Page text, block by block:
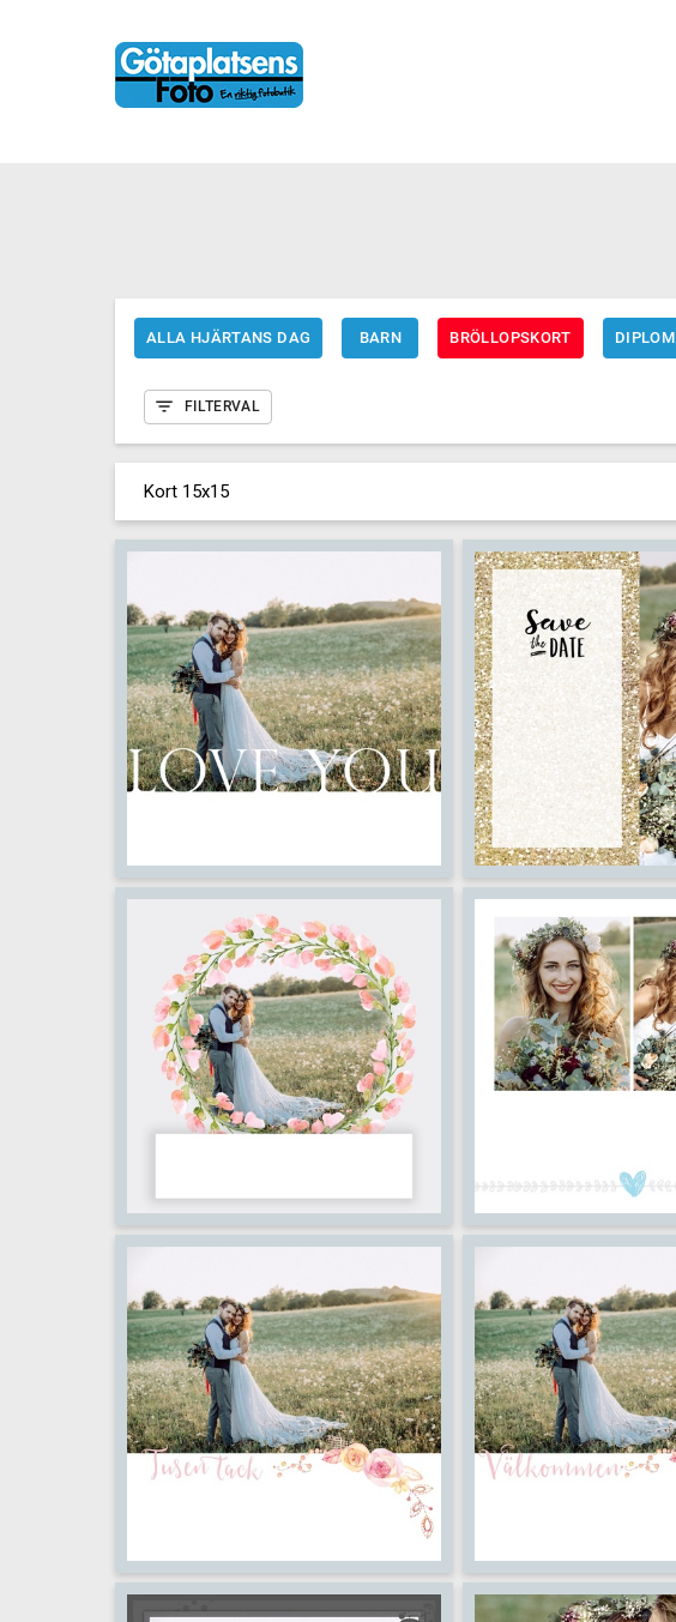
ALLA HJÄRTANS DAG BARN BRÖLLOPSKORT DIPLOM
FILTERVAL
Kort 15x15